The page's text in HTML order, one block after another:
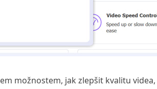
možnostem, jak zlepšit kvalitu videa,